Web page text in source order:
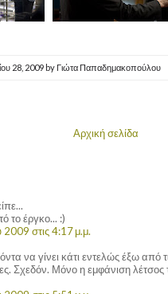
28, 2009 by Γιώτα Παπαδημακοπούλου
Αρχική σελίδα
το έργκο... :)
2009 στις 4:17 μ.μ.
να γίνει κάτι εντελώς έξω από
Σχεδόν. Μόνο η εμφάνιση